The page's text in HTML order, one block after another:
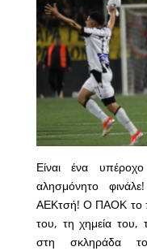
Είναι ένα
αλησμόνητο
ΑΕΚτσή! Ο ΠΑΟΚ το
του, τη χημεία του,
στη σκληράδα